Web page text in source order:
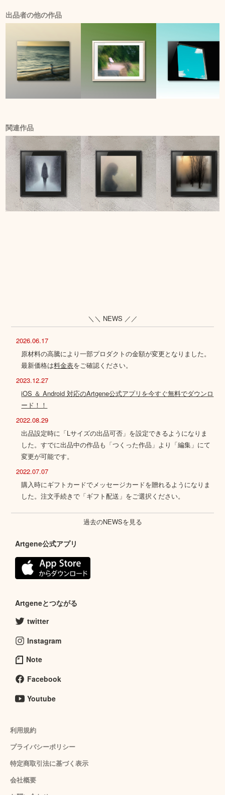
出品者の他の作品
関連作品
＼＼ NEWS ／／
2026.06.17
原材料の高騰により一部プロダクトの金額が変更となりました。
最新価格は料金表をご確認ください。
2023.12.27
iOS ＆ Android 対応のArtgene公式アプリを今すぐ無料でダウンロ
ード！！
2022.08.29
出品設定時に「Lサイズの出品可否」を設定できるようになりま
した。すでに出品中の作品も「つくった作品」より「編集」にて
変更が可能です。
2022.07.07
購入時にギフトカードでメッセージカードを贈れるようになりま
した。注文手続きで「ギフト配送」をご選択ください。
過去のNEWSを見る
Artgene公式アプリ
Artgeneとつながる
twitter
Instagram
Note
Facebook
Youtube
利用規約
プライバシーポリシー
特定商取引法に基づく表示
会社概要